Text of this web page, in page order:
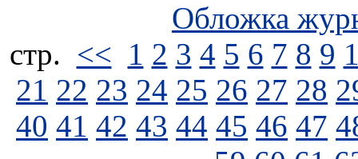
Обложка
стp. << 1 2 3 4 5 6 7 8 9
21 22 23 24 25 26 27 28
40 41 42 43 44 45 46 47